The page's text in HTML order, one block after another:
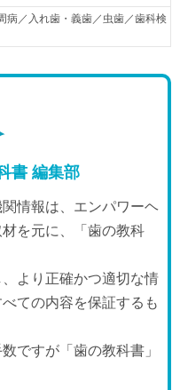
病／入れ歯・義歯／虫歯／歯科検
書 編集部
情報は、エンパワーヘ
を元に、「歯の教科
より正確かつ適切な情
ての内容を保証するも
ですが「歯の教科書」